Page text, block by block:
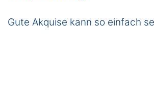
Gute Akquise kann so einfach